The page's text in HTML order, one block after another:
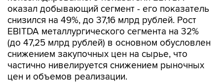
оказал добывающий сегмент - его показатель
снизился на 49%, до 37,16 млрд рублей. Рост
EBITDA металлургического сегмента на 32%
(до 47,25 млрд рублей) в основном обусловлен
снижением закупочных цен на сырье, что
частично нивелируется снижением рыночных
цен и объемов реализации.